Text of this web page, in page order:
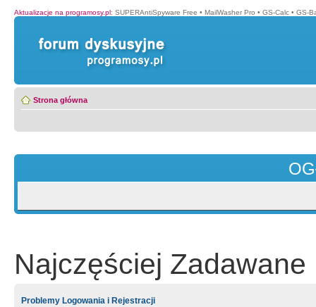
Aktualizacje na programosy.pl: SUPERAntiSpyware Free • MailWasher Pro • GS-Calc • GS-
Strona główna
Najczęściej Zadawane
Problemy Logowania i Rejestracji